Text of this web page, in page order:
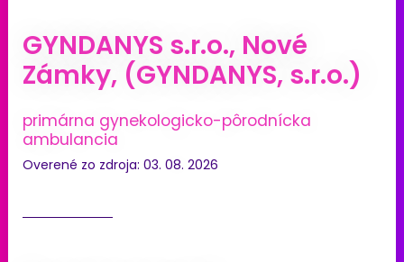
GYNDANYS s.r.o., Nové
Zámky, (GYNDANYS, s.r.o.)
primárna gynekologicko-pôrodnícka
ambulancia
Overené zo zdroja: 03. 08. 2026